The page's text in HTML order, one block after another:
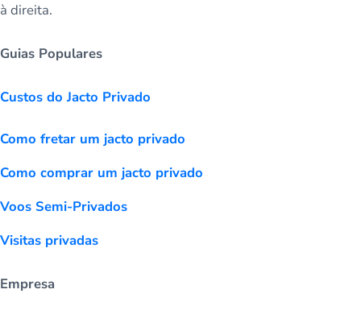
à direita.
Guias Populares
Custos do Jacto Privado
Como fretar um jacto privado
Como comprar um jacto privado
Voos Semi-Privados
Visitas privadas
Empresa